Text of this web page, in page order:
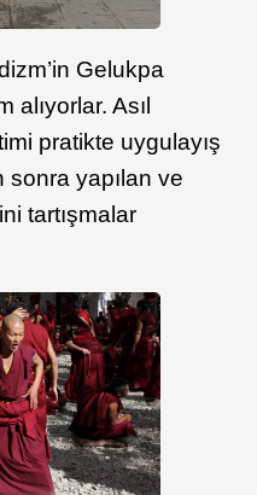
Gelukpa
alıyorlar. Asıl
pratikte uygulayış
yapılan ve
tartışmalar